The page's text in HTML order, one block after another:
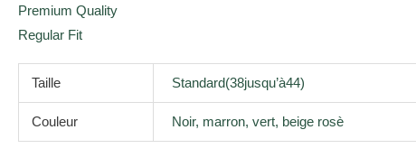
Premium Quality
Regular Fit
Taille Standard(38jusqu’à44)
Couleur Noir, marron, vert, beige rosè